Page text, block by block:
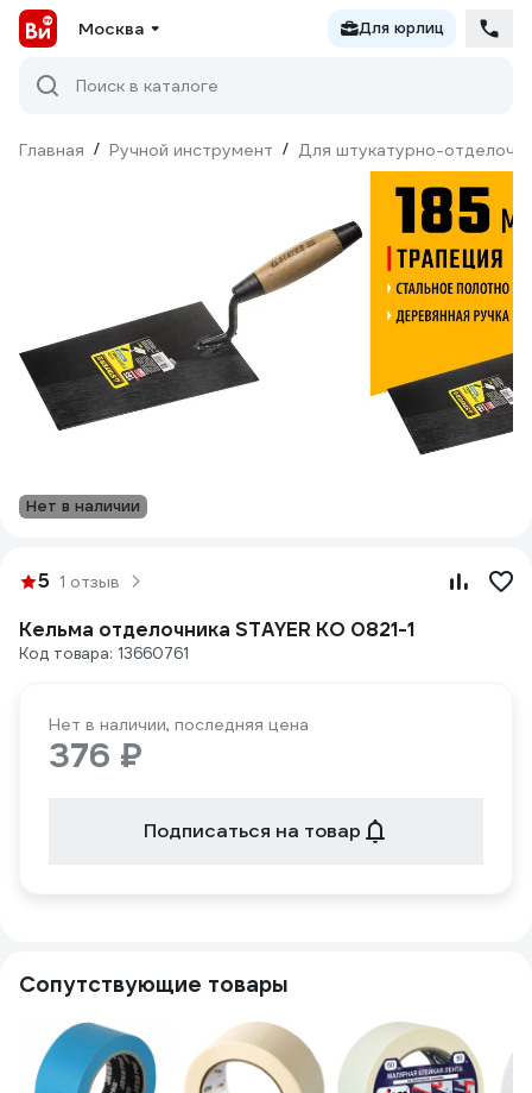
Москва Для юрлиц
Поиск в каталоге
Главная / Ручной инструмент / Для штукатурно-
Нет в наличии
5 1 отзыв
Кельма отделочника STAYER КО 0821-1
Код товара: 13660761
Нет в наличии, последняя цена
376 ₽
Подписаться на товар
Сопутствующие товары